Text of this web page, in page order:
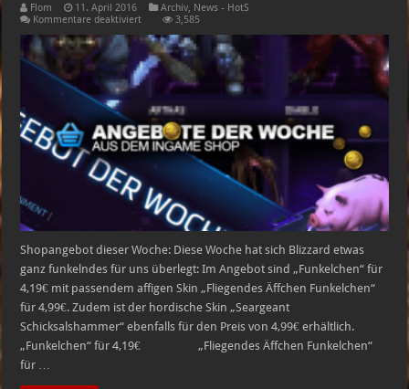
Flom 11. April 2016 Archiv, News - HotS
Kommentare deaktiviertfür
of
the
Storm
Shopangebote
19.4
3,585
Shopangebot dieser Woche: Diese Woche hat sich Blizzard etwas
ganz funkelndes für uns überlegt: Im Angebot sind „Funkelchen“ für
4,19€ mit passendem affigen Skin „Fliegendes Äffchen Funkelchen“
für 4,99€. Zudem ist der hordische Skin „Seargeant
Schicksalshammer“ ebenfalls für den Preis von 4,99€ erhältlich.
„Funkelchen“ für 4,19€ „Fliegendes Äffchen Funkelchen“
für …